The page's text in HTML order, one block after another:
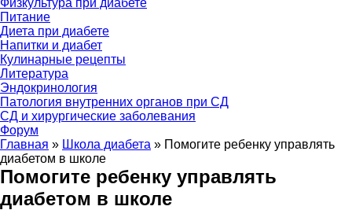
Физкультура при диабете
Питание
Диета при диабете
Напитки и диабет
Кулинарные рецепты
Литература
Эндокринология
Патология внутренних органов при СД
СД и хирургические заболевания
Форум
Главная » Школа диабета » Помогите ребенку управлять
диабетом в школе
Помогите ребенку управлять
диабетом в школе